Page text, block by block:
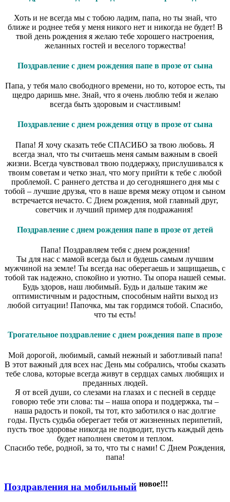
Хоть и не всегда мы с тобою ладим, папа, но ты знай, что
ближе и роднее тебя у меня никого нет и никогда не будет! В
твой день рождения я желаю тебе хорошего настроения,
желанных гостей и веселого торжества!
Поздравление с днем рождения папе в прозе от сына
Папа, у тебя мало свободного времени, но то, которое есть, ты
щедро даришь мне. Знай, что я очень люблю тебя и желаю
всегда быть здоровым и счастливым!
Поздравление с днем рождения отцу в прозе от сына
Папа! Я хочу сказать тебе СПАСИБО за твою любовь. Я
всегда знал, что ты считаешь меня самым важным в своей
жизни. Всегда чувствовал твою поддержку, прислушивался к
твоим советам и четко знал, что могу прийти к тебе с любой
проблемой. С раннего детства и до сегодняшнего дня мы с
тобой – лучшие друзья, что в наше время межу отцом и сыном
встречается нечасто. С Днем рождения, мой главный друг,
советчик и лучший пример для подражания!
Поздравление с днем рождения папе в прозе от детей
Папа! Поздравляем тебя с днем рождения!
Ты для нас с мамой всегда был и будешь самым лучшим
мужчиной на земле! Ты всегда нас оберегаешь и защищаешь, с
тобой так надежно, спокойно и уютно. Ты опора нашей семьи.
Будь здоров, наш любимый. Будь и дальше таким же
оптимистичным и радостным, способным найти выход из
любой ситуации! Папочка, мы так гордимся тобой. Спасибо,
что ты есть!
Трогательное поздравление с днем рождения папе в прозе
Мой дорогой, любимый, самый нежный и заботливый папа!
В этот важный для всех нас День мы собрались, чтобы сказать
тебе слова, которые всегда живут в сердцах самых любящих и
преданных людей.
Я от всей души, со слезами на глазах и с песней в сердце
говорю тебе эти слова: ты – наша опора и поддержка, ты –
наша радость и покой, ты тот, кто заботился о нас долгие
годы. Пусть судьба оберегает тебя от жизненных перипетий,
пусть твое здоровье никогда не подводит, пусть каждый день
будет наполнен светом и теплом.
Спасибо тебе, родной, за то, что ты с нами! С Днем Рождения,
папа!
Поздравления на мобильный новое!!!